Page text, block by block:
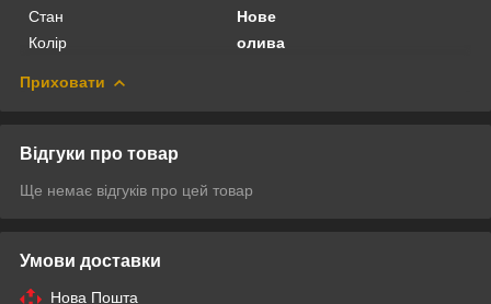
Стан
Нове
Колір
олива
Приховати
Відгуки про товар
Ще немає відгуків про цей товар
Умови доставки
Нова Пошта